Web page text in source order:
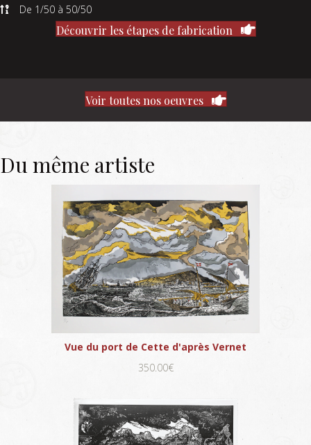
De 1/50 à 50/50
Découvrir les étapes de fabrication
Voir toutes nos oeuvres
Du même artiste
Vue du port de Cette d'après Vernet
350.00€